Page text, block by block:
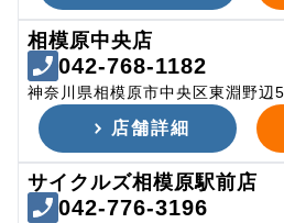
相模原中央店
042-768-1182
神奈川県相模原市中央区東淵野辺
店舗詳細
サイクルズ相模原駅前店
042-776-3196